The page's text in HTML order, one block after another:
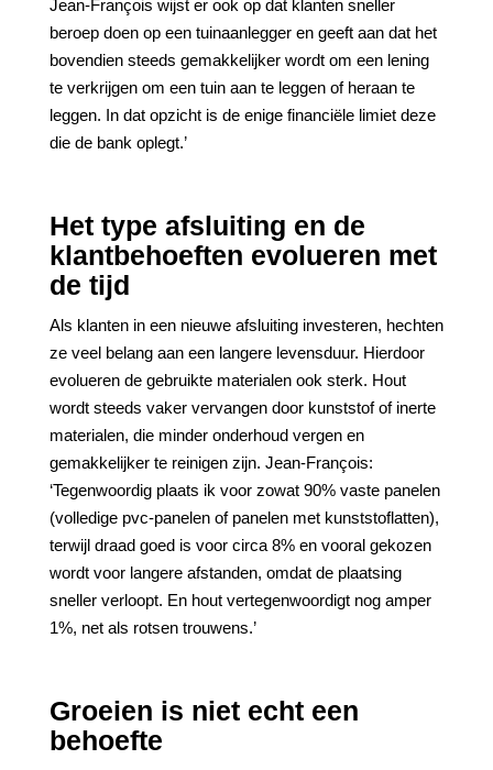
Jean-François wijst er ook op dat klanten sneller
beroep doen op een tuinaanlegger en geeft aan dat het
bovendien steeds gemakkelijker wordt om een lening
te verkrijgen om een tuin aan te leggen of heraan te
leggen. In dat opzicht is de enige financiële limiet deze
die de bank oplegt.’
Het type afsluiting en de
klantbehoeften evolueren met
de tijd
Als klanten in een nieuwe afsluiting investeren, hechten
ze veel belang aan een langere levensduur. Hierdoor
evolueren de gebruikte materialen ook sterk. Hout
wordt steeds vaker vervangen door kunststof of inerte
materialen, die minder onderhoud vergen en
gemakkelijker te reinigen zijn. Jean-François:
‘Tegenwoordig plaats ik voor zowat 90% vaste panelen
(volledige pvc-panelen of panelen met kunststoflatten),
terwijl draad goed is voor circa 8% en vooral gekozen
wordt voor langere afstanden, omdat de plaatsing
sneller verloopt. En hout vertegenwoordigt nog amper
1%, net als rotsen trouwens.’
Groeien is niet echt een
behoefte